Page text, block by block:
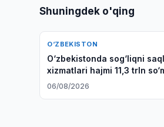
Shuningdek o'qing
O‘ZBEKISTON
O‘zbekistonda sog‘liqni
xizmatlari hajmi 11,3 trln
yetdi
06/08/2026